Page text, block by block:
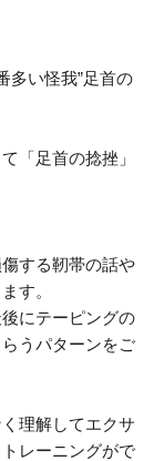
多い怪我”足首の
「足首の捻挫」
する靭帯の話や
す。
にテーピングの
うパターンをご
理解してエクサ
レーニングがで